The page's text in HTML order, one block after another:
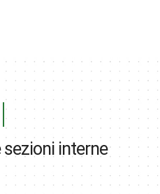
sezioni interne